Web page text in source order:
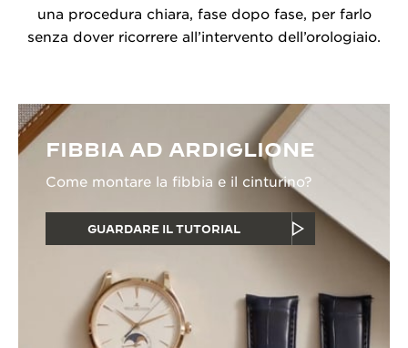
una procedura chiara, fase dopo fase, per farlo
senza dover ricorrere all’intervento dell’orologiaio.
FIBBIA AD ARDIGLIONE
Come montare la fibbia e il cinturino?
GUARDARE IL TUTORIAL